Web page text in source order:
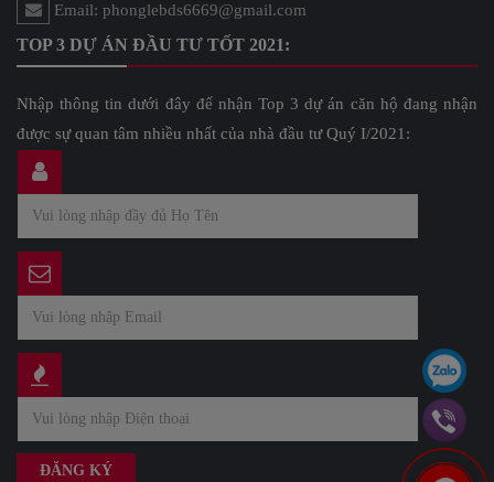
Email: phonglebds6669@gmail.com
TOP 3 DỰ ÁN ĐẦU TƯ TỐT 2021:
Nhập thông tin dưới đây để nhận Top 3 dự án căn hộ đang nhận
được sự quan tâm nhiều nhất của nhà đầu tư Quý I/2021: